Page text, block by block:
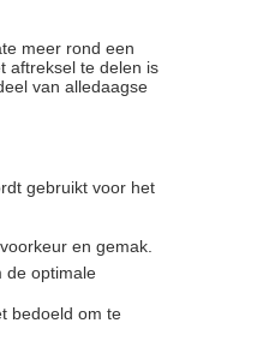
meer rond een
aftreksel te delen is
van alledaagse
gebruikt voor het
en gemak.
de optimale
bedoeld om te